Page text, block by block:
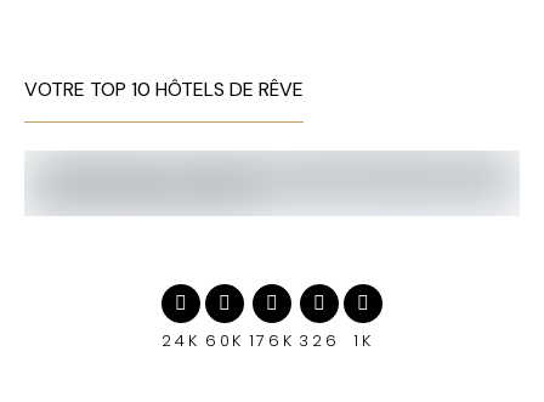
VOTRE TOP 10 HÔTELS DE RÊVE
24K 60K 176K 326 1K